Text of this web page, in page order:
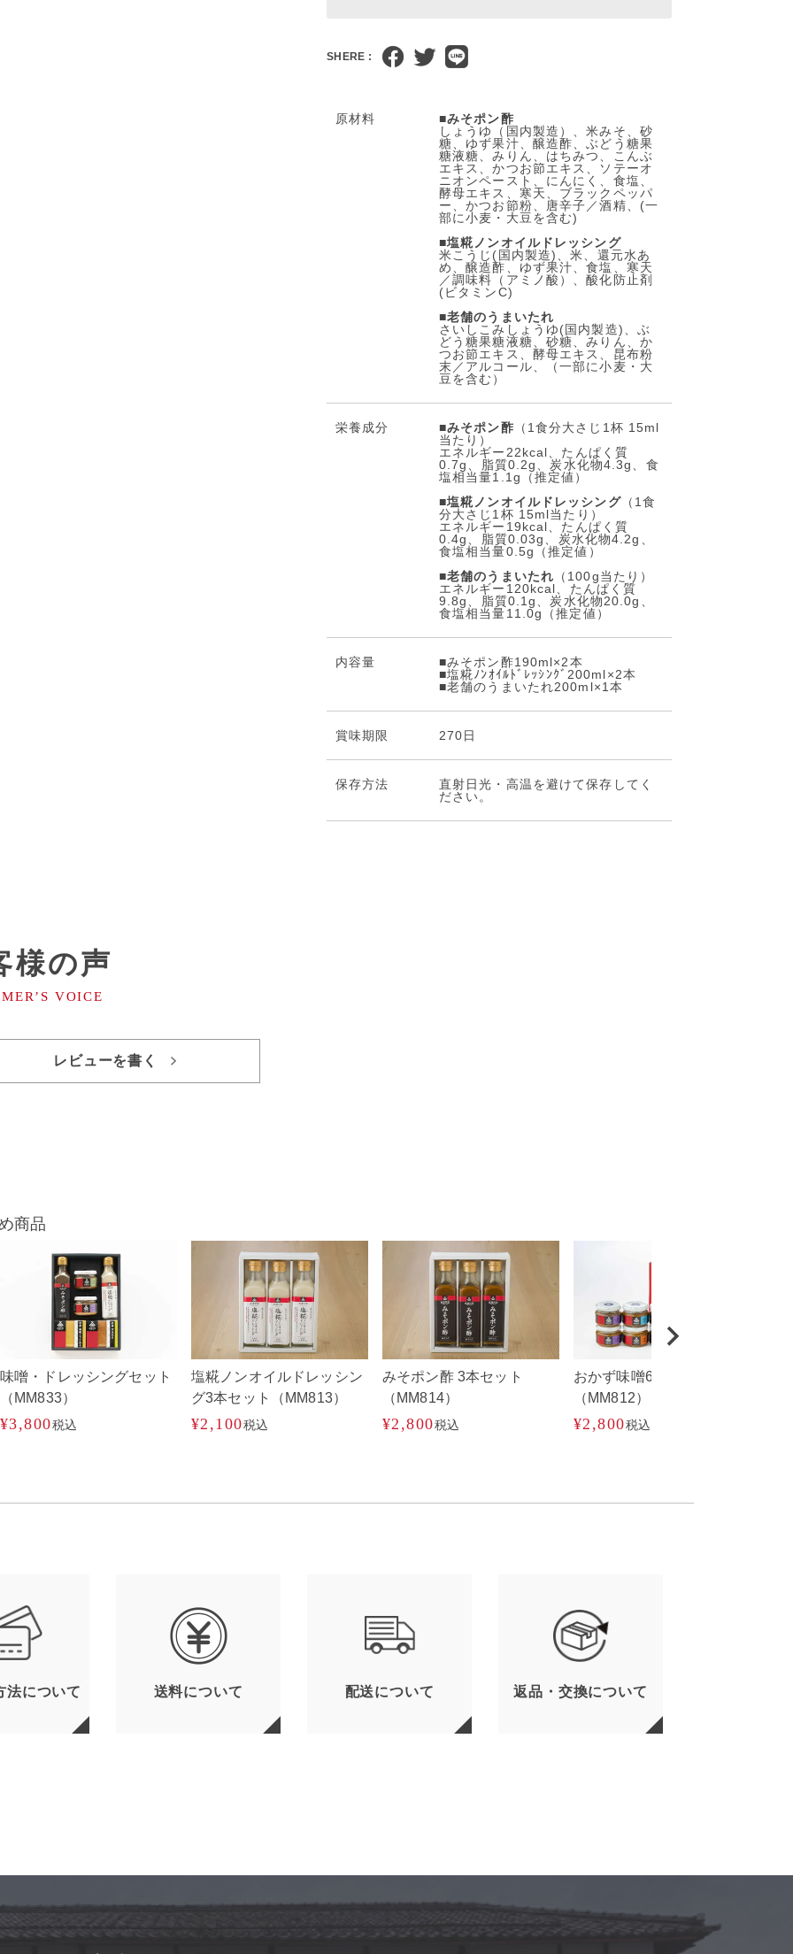
SHERE :
原材料 ■みそポン酢
しょうゆ（国内製造）、米みそ、砂
糖、ゆず果汁、醸造酢、ぶどう糖果
糖液糖、みりん、はちみつ、こんぶ
エキス、かつお節エキス、ソテーオ
ニオンペースト、にんにく、食塩、
酵母エキス、寒天、ブラックペッパ
ー、かつお節粉、唐辛子／酒精、(一
部に小麦・大豆を含む)
■塩糀ノンオイルドレッシング
米こうじ(国内製造)、米、還元水あ
め、醸造酢、ゆず果汁、食塩、寒天
／調味料（アミノ酸）、酸化防止剤
(ビタミンC)
■老舗のうまいたれ
さいしこみしょうゆ(国内製造)、ぶ
どう糖果糖液糖、砂糖、みりん、か
つお節エキス、酵母エキス、昆布粉
末／アルコール、（一部に小麦・大
豆を含む）
栄養成分 ■みそポン酢 （1食分大さじ1杯 15ml
当たり）
エネルギー22kcal、たんぱく質
0.7g、脂質0.2g、炭水化物4.3g、食
塩相当量1.1g（推定値）
■塩糀ノンオイルドレッシング（1食
分大さじ1杯 15ml当たり）
エネルギー19kcal、たんぱく質
0.4g、脂質0.03g、炭水化物4.2g、
食塩相当量0.5g（推定値）
■老舗のうまいたれ （100g当たり）
エネルギー120kcal、たんぱく質
9.8g、脂質0.1g、炭水化物20.0g、
食塩相当量11.0g（推定値）
内容量
■みそポン酢190ml×2本
■塩糀ﾉﾝｵｲﾙﾄﾞﾚｯｼﾝｸﾞ200ml×2本
■老舗のうまいたれ200ml×1本
賞味期限 270日
保存⽅法
直射日光・高温を避けて保存してく
ださい。
様の声
レビューを書く
商品
味噌・ドレッシングセット
（MM833）
¥3,800税込
塩糀ノンオイルドレッシン
グ3本セット（MM813）
¥2,100税込
みそポン酢 3本セット
（MM814）
¥2,800税込
おかず味噌6点セット
（MM812）
¥2,800税込
法について 送料について 配送について 返品・交換について